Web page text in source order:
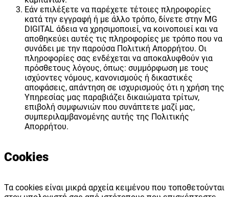
Εάν επιλέξετε να παρέχετε τέτοιες πληροφορίες
κατά την εγγραφή ή με άλλο τρόπο, δίνετε στην MG
DIGITAL άδεια να χρησιμοποιεί, να κοινοποιεί και να
αποθηκεύει αυτές τις πληροφορίες με τρόπο που να
συνάδει με την παρούσα Πολιτική Απορρήτου. Οι
πληροφορίες σας ενδέχεται να αποκαλυφθούν για
πρόσθετους λόγους, όπως: συμμόρφωση με τους
ισχύοντες νόμους, κανονισμούς ή δικαστικές
αποφάσεις, απάντηση σε ισχυρισμούς ότι η χρήση της
Υπηρεσίας μας παραβιάζει δικαιώματα τρίτων,
επιβολή συμφωνιών που συνάπτετε μαζί μας,
συμπεριλαμβανομένης αυτής της Πολιτικής
Απορρήτου.
Cookies
Τα cookies είναι μικρά αρχεία κειμένου που τοποθετούνται